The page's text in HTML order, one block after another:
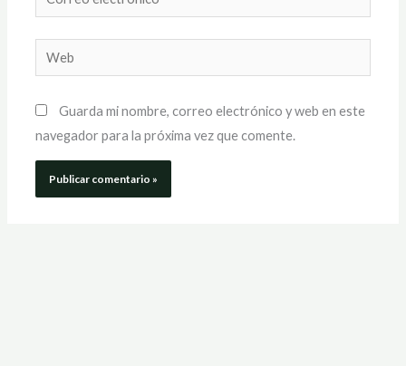
electrónico*
Web
Guarda mi nombre, correo electrónico y web en este
navegador para la próxima vez que comente.